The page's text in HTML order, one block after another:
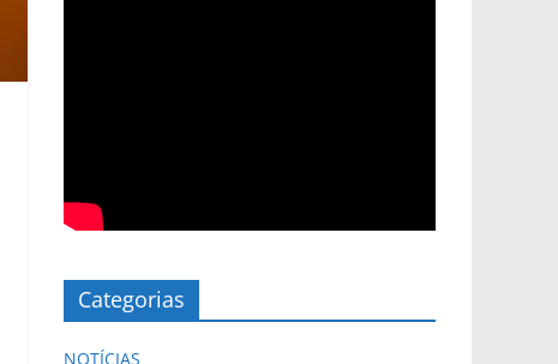
Categorias
NOTÍCIAS